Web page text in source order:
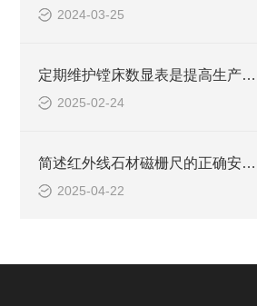
2024-03-25
定期维护镗床数显表是提高生产效率和加工质量的关键
2025-02-24
简述红外线石材磁栅尺的正确安装步骤及注意事项
2025-04-22